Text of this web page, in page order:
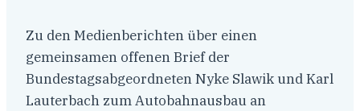
Zu den Medienberichten über einen
gemeinsamen offenen Brief der
Bundestagsabgeordneten Nyke Slawik und Karl
Lauterbach zum Autobahnausbau an